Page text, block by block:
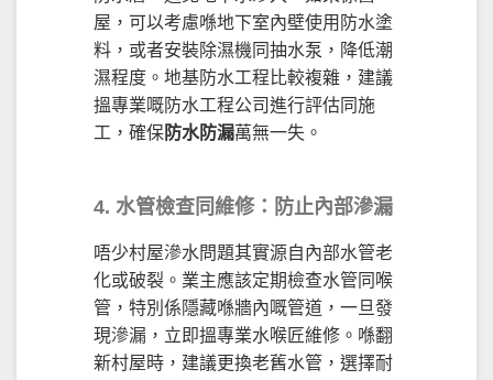
屋，可以考慮喺地下室內壁使用防水塗
料，或者安裝除濕機同抽水泵，降低潮
濕程度。地基防水工程比較複雜，建議
搵專業嘅防水工程公司進行評估同施
工，確保防水防漏萬無一失。
4. 水管檢查同維修：防止內部滲漏
唔少村屋滲水問題其實源自內部水管老
化或破裂。業主應該定期檢查水管同喉
管，特別係隱藏喺牆內嘅管道，一旦發
現滲漏，立即搵專業水喉匠維修。喺翻
新村屋時，建議更換老舊水管，選擇耐